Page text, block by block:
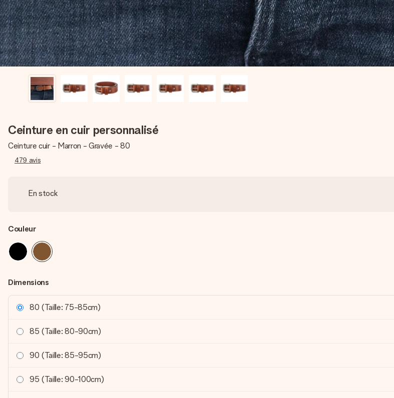
Ceinture en cuir personnalisé
Ceinture cuir - Marron - Gravée - 80
479 avis
En stock
Couleur
Dimensions
80 (Taille: 75-85cm)
85 (Taille: 80-90cm)
90 (Taille: 85-95cm)
95 (Taille: 90-100cm)